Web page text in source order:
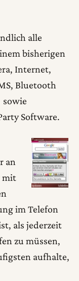
alle
bisherigen
Internet,
Bluetooth
sowie
Software.
an
mit
im Telefon
als jederzeit
zu müssen,
aufhalte,